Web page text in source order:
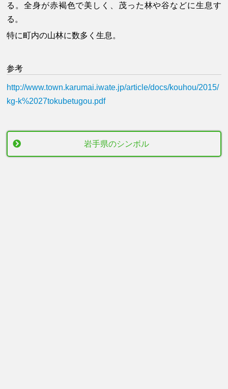
る。全身が赤褐色で美しく、茂った林や谷などに生息す
る。
特に町内の山林に数多く生息。
参考
http://www.town.karumai.iwate.jp/article/docs/kouhou/2015/
kg-k%2027tokubetugou.pdf
岩手県のシンボル